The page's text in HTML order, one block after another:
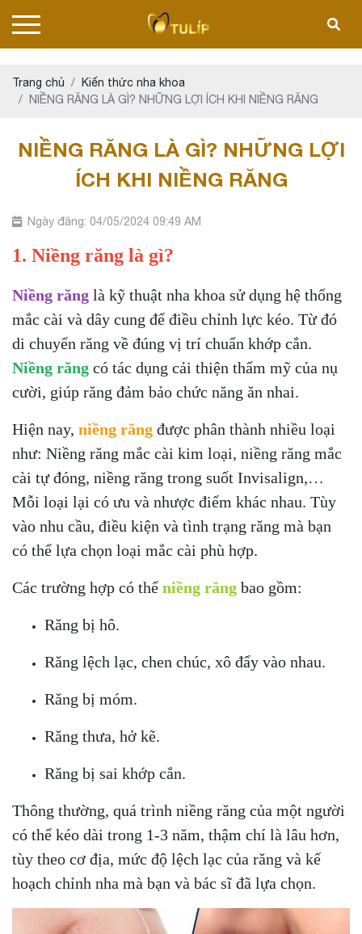
Trang chủ
Kiến thức nha khoa
NIỀNG RĂNG LÀ GÌ? NHỮNG LỢI ÍCH KHI NIỀNG RĂNG
NIỀNG RĂNG LÀ GÌ? NHỮNG LỢI
ÍCH KHI NIỀNG RĂNG
Ngày đăng: 04/05/2024 09:49 AM
1. Niềng răng là gì?
Niềng răng là kỹ thuật nha khoa sử dụng hệ thống
mắc cài và dây cung để điều chỉnh lực kéo. Từ đó
di chuyển răng về đúng vị trí chuẩn khớp cắn.
Niềng răng có tác dụng cải thiện thẩm mỹ của nụ
cười, giúp răng đảm bảo chức năng ăn nhai.
Hiện nay, niềng răng được phân thành nhiều loại
như: Niềng răng mắc cài kim loại, niềng răng mắc
cài tự đóng, niềng răng trong suốt Invisalign,…
Mỗi loại lại có ưu và nhược điểm khác nhau. Tùy
vào nhu cầu, điều kiện và tình trạng răng mà bạn
có thể lựa chọn loại mắc cài phù hợp.
Các trường hợp có thể niềng răng bao gồm:
Răng bị hô.
Răng lệch lạc, chen chúc, xô đẩy vào nhau.
Răng bị móm.
Răng thưa, hở kẽ.
Răng bị sai khớp cắn.
Thông thường, quá trình niềng răng của một người
có thể kéo dài trong 1-3 năm, thậm chí là lâu hơn,
tùy theo cơ địa, mức độ lệch lạc của răng và kế
hoạch chỉnh nha mà bạn và bác sĩ đã lựa chọn.